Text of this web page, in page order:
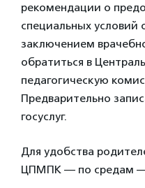
рекомендации о
специальных условий
заключением
обратиться в
педагогическую
Предварительно
госуслуг.
Для удобства
ЦПМПК — по средам —